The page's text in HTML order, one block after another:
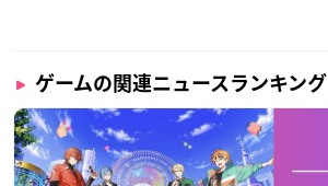
ゲームの関連ニュースランキング